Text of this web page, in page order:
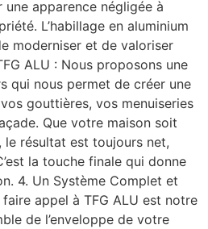
apparence négligée à
L’habillage en aluminium
moderniser et de valoriser
ALU : Nous proposons une
qui nous permet de créer une
gouttières, vos menuiseries
Que votre maison soit
le résultat est toujours net,
la touche finale qui donne
4. Un Système Complet et
faire appel à TFG ALU est notre
de l’enveloppe de votre